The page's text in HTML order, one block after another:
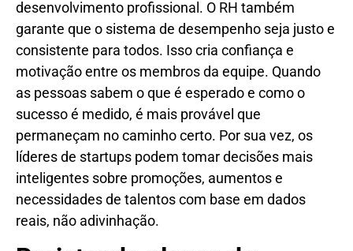
desenvolvimento profissional. O RH também
garante que o sistema de desempenho seja justo e
consistente para todos. Isso cria confiança e
motivação entre os membros da equipe. Quando
as pessoas sabem o que é esperado e como o
sucesso é medido, é mais provável que
permaneçam no caminho certo. Por sua vez, os
líderes de startups podem tomar decisões mais
inteligentes sobre promoções, aumentos e
necessidades de talentos com base em dados
reais, não adivinhação.